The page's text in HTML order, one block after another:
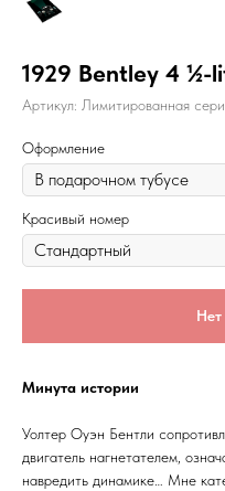
1929 Bentley 4 ½-
Артикул: Лимитированная
Оформление
Красивый номер
Минута истории
Уолтер Оуэн Бентли
двигатель нагнетателем,
навредить динамике… Мне